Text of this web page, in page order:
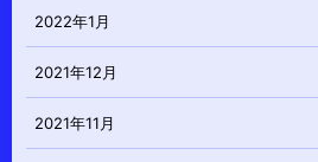
2022年1月
2021年12月
2021年11月